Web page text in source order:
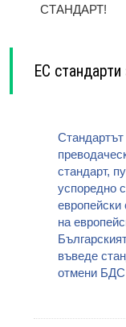
СТАНДАРТ!
ЕС
стандарт,
успоредно
европейски
на
въведе
отмени БДС